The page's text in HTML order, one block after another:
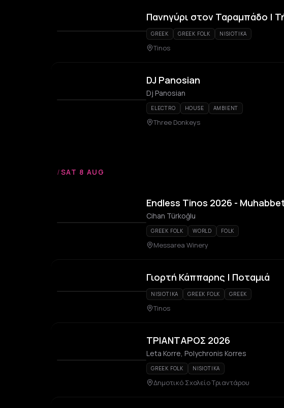
Πανηγύρι στον Ταραμπάδο |
GREEK GREEK FOLK NISIOTIKA
Tinos
DJ Panosian
Dj Panosian
ELECTRO HOUSE AMBIENT
Three Donkeys
/SAT 8 AUG
Endless Tinos 2026 -
Cihan Türkoğlu
GREEK FOLK WORLD FOLK
Messarea Winery
Γιορτή Κάππαρης | Ποταμιά
NISIOTIKA GREEK FOLK GREEK
Tinos
ΤΡΙΑΝΤΑΡΟΣ 2026
Leta Korre, Polychronis Korres
GREEK FOLK NISIOTIKA
Δημοτικό Σχολείο Τριαντάρου